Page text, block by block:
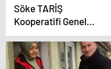
Söke TARİŞ
Kooperatifi Genel
Kurulu Yapıldı